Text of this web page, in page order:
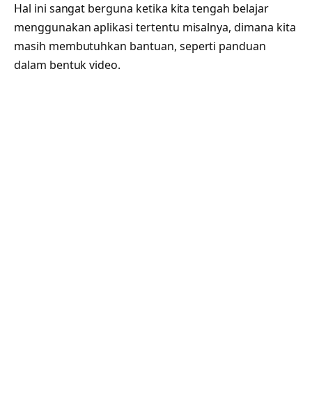
Hal ini sangat berguna ketika kita tengah belajar
menggunakan aplikasi tertentu misalnya, dimana kita
masih membutuhkan bantuan, seperti panduan
dalam bentuk video.